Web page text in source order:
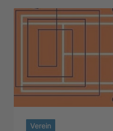
Verein